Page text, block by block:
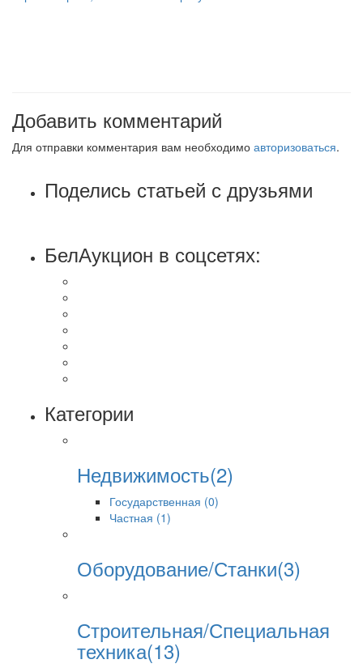
Добавить комментарий
Для отправки комментария вам необходимо авторизоваться.
Поделись статьей с друзьями
БелАукцион в соцсетях:
Категории
Недвижимость(2)
Государственная (0)
Частная (1)
Оборудование/Станки(3)
Строительная/Специальная
техника(13)